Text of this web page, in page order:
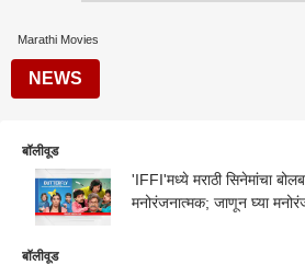
Marathi Movies
NEWS
बॉलीवूड
'IFFI'मध्ये मराठी सिनेमांचा
मनोरंजनात्मक; जाणून घ्या
बॉलीवूड